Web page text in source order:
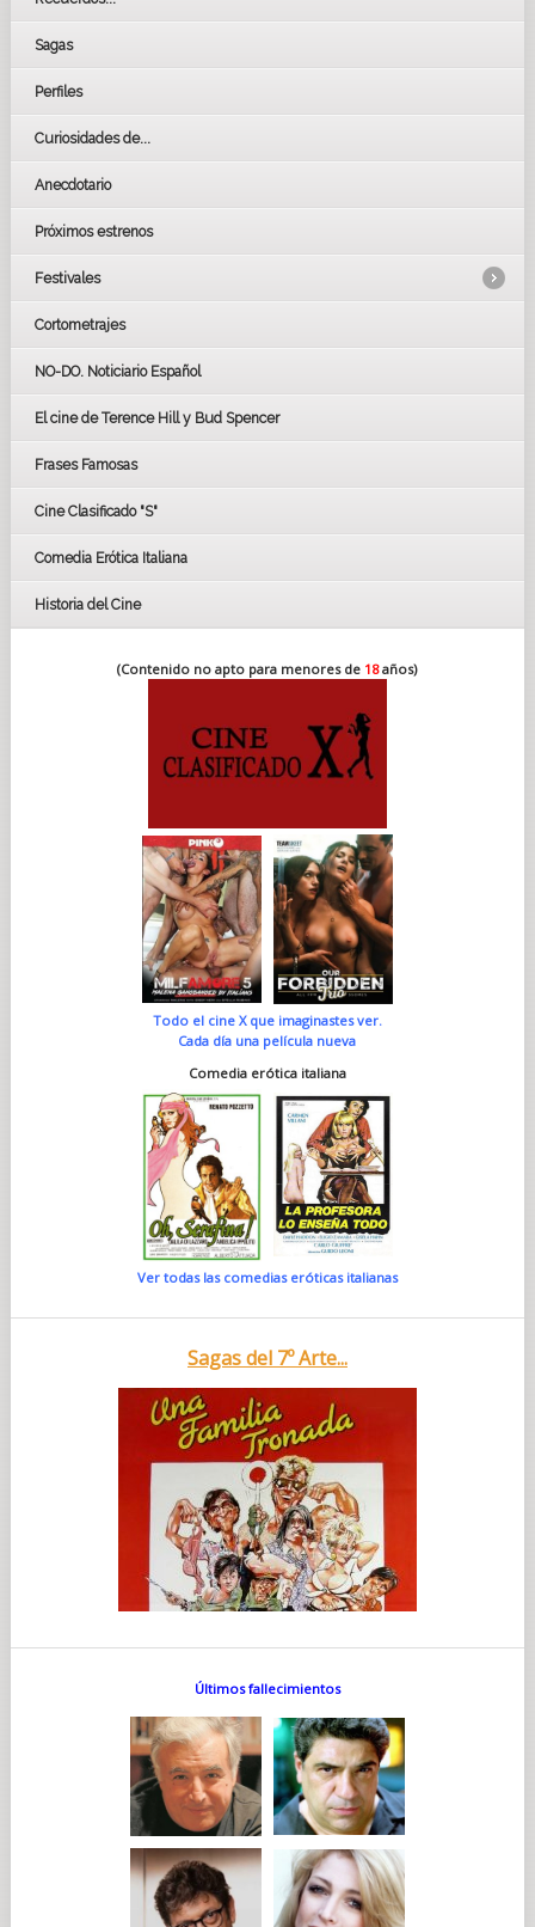
Sagas
Perfiles
Curiosidades de...
Anecdotario
Próximos estrenos
Festivales
LOS OSCARS
GOYAS
BAFTA
Cortometrajes
NO-DO. Noticiario Español
El cine de Terence Hill y Bud Spencer
Frases Famosas
Cine Clasificado "S"
Comedia Erótica Italiana
Historia del Cine
(Contenido no apto para menores de 18años)
Todo el cine X que imaginastes ver.
Cada día una película nueva
Comedia erótica italiana
Ver todas las comedias eróticas italianas
Sagas del 7º Arte...
Últimos fallecimientos